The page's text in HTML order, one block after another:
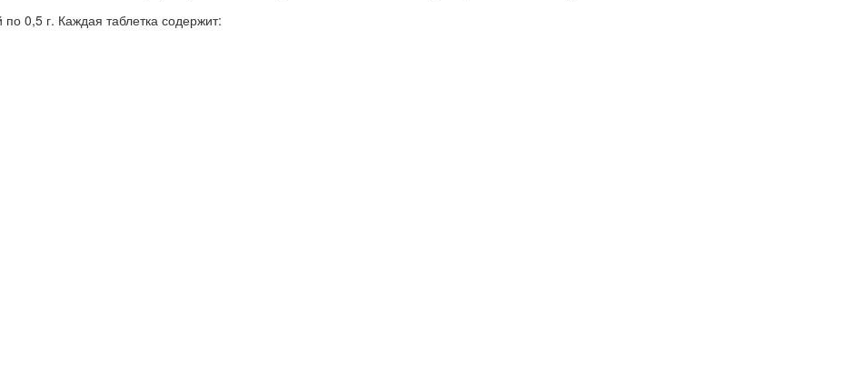
0,5 г. Каждая таблетка содержит: